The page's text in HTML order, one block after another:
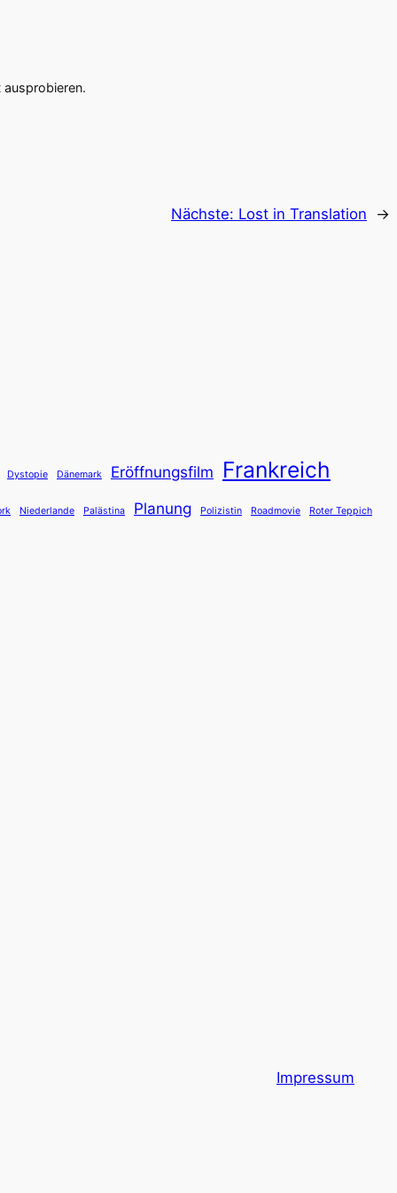
Nächste: Lost in Translation →
Dystopie Dänemark Eröffnungsfilm Frankreich
Niederlande Palästina Planung Polizistin Roadmovie Roter Teppich
Impressum